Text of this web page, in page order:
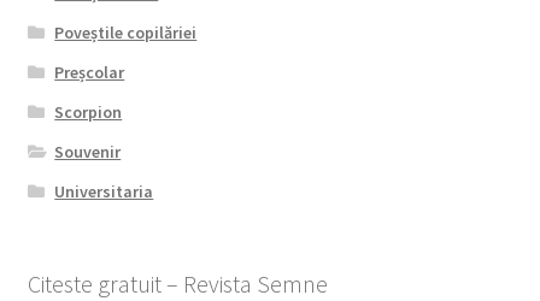
Poveștile copilăriei
Preșcolar
Scorpion
Souvenir
Universitaria
Citeste gratuit – Revista Semne